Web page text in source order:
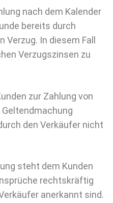
nach dem Kalender
bereits durch
In diesem Fall
Verzugszinsen zu
zur Zahlung von
den Verkäufer nicht
steht dem Kunden
rechtskräftig
anerkannt sind.